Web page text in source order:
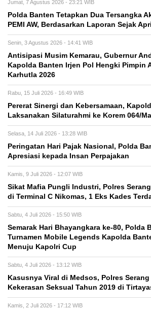
Jumat, 7 Agustus 2026 - 23:21 WIB
Polda Banten Tetapkan Dua Tersangka
PEMI AW, Berdasarkan Laporan Sejak April
Senin, 3 Agustus 2026 - 14:41 WIB
Antisipasi Musim Kemarau, Gubernur
Kapolda Banten Irjen Pol Hengki Pimpin
Karhutla 2026
Rabu, 15 Juli 2026 - 16:49 WIB
Pererat Sinergi dan Kebersamaan,
Laksanakan Silaturahmi ke Korem 064/
Selasa, 14 Juli 2026 - 13:28 WIB
Peringatan Hari Pajak Nasional, Polda
Apresiasi kepada Insan Perpajakan
Kamis, 9 Juli 2026 - 12:07 WIB
Sikat Mafia Pungli Industri, Polres
di Terminal C Nikomas, 1 Eks Kades
Sabtu, 4 Juli 2026 - 15:50 WIB
Semarak Hari Bhayangkara ke-80, Polda
Turnamen Mobile Legends Kapolda
Menuju Kapolri Cup
Sabtu, 4 Juli 2026 - 13:12 WIB
Kasusnya Viral di Medsos, Polres
Kekerasan Seksual Tahun 2019 di
Kamis, 2 Juli 2026 - 17:12 WIB